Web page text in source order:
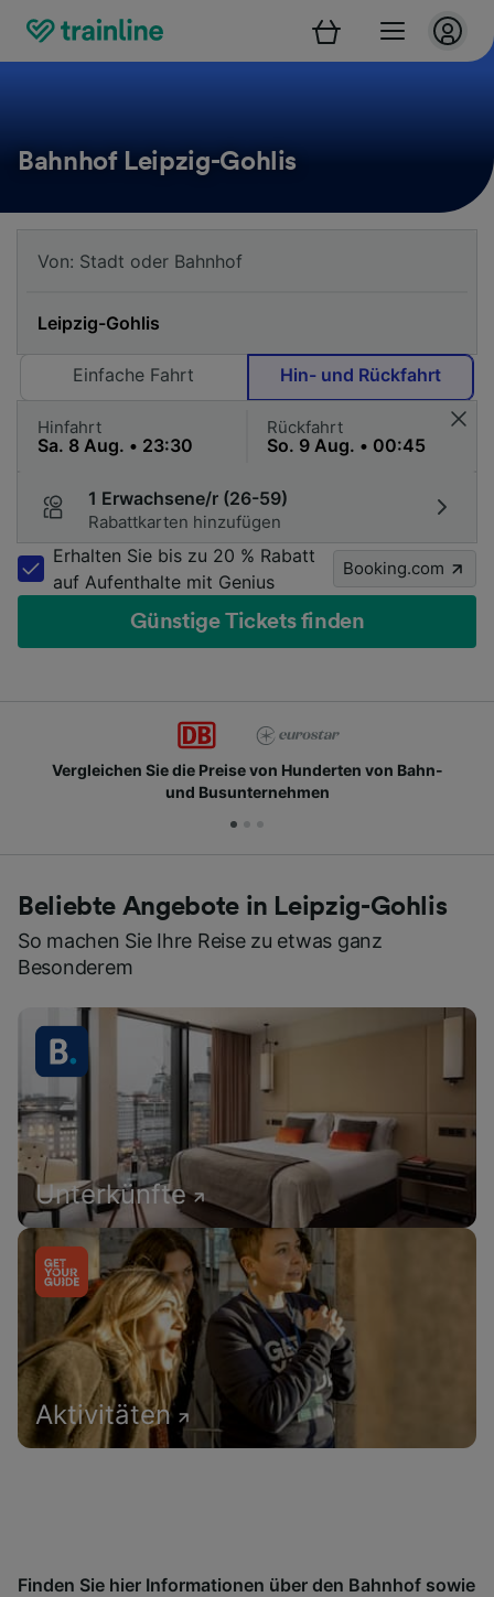
Bahnhof Leipzig-Gohlis
Einfache Fahrt Hin- und Rückfahrt
Hinfahrt Rückfahrt
1 Erwachsene/r (26-59)
Rabattkarten hinzufügen
Erhalten Sie bis zu 20 % Rabatt
auf Aufenthalte mit Genius
Booking.com
Günstige Tickets finden
Vergleichen Sie die Preise von Hunderten von Bahn-
und Busunternehmen
Beliebte Angebote in Leipzig-Gohlis
So machen Sie Ihre Reise zu etwas ganz
Besonderem
Unterkünfte
Aktivitäten
Finden Sie hier Informationen über den Bahnhof sowie